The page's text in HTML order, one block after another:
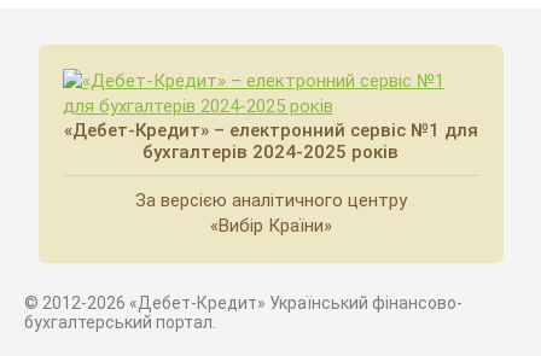
«Дебет-Кредит» – електронний сервіс №1 для
бухгалтерів 2024-2025 років
За версією аналітичного центру
«Вибір Країни»
© 2012-2026 «Дебет-Кредит» Український фінансово-
бухгалтерський портал.